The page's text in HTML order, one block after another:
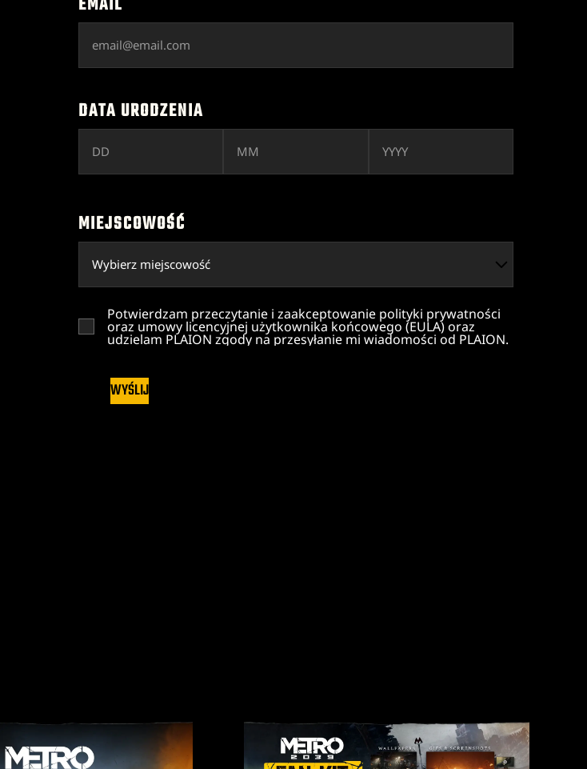
DATA URODZENIA
MIEJSCOWOŚĆ
Potwierdzam przeczytanie i zaakceptowanie polityki prywatności
oraz umowy licencyjnej użytkownika końcowego (EULA) oraz
udzielam PLAION zgody na przesyłanie mi wiadomości od PLAION.
WYŚLIJ